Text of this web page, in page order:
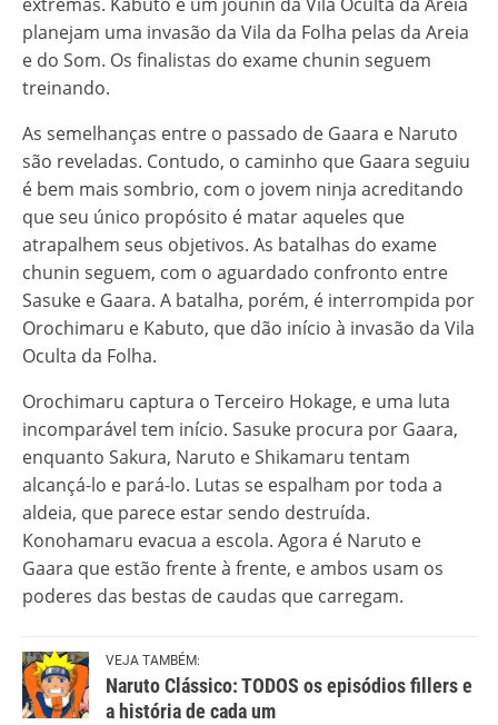
planejam uma invasão da Vila da Folha pelas da Areia
e do Som. Os finalistas do exame chunin seguem
treinando.
As semelhanças entre o passado de Gaara e Naruto
são reveladas. Contudo, o caminho que Gaara seguiu
é bem mais sombrio, com o jovem ninja acreditando
que seu único propósito é matar aqueles que
atrapalhem seus objetivos. As batalhas do exame
chunin seguem, com o aguardado confronto entre
Sasuke e Gaara. A batalha, porém, é interrompida por
Orochimaru e Kabuto, que dão início à invasão da Vila
Oculta da Folha.
Orochimaru captura o Terceiro Hokage, e uma luta
incomparável tem início. Sasuke procura por Gaara,
enquanto Sakura, Naruto e Shikamaru tentam
alcançá-lo e pará-lo. Lutas se espalham por toda a
aldeia, que parece estar sendo destruída.
Konohamaru evacua a escola. Agora é Naruto e
Gaara que estão frente à frente, e ambos usam os
poderes das bestas de caudas que carregam.
VEJA TAMBÉM:
Naruto Clássico: TODOS os episódios fillers e
a história de cada um